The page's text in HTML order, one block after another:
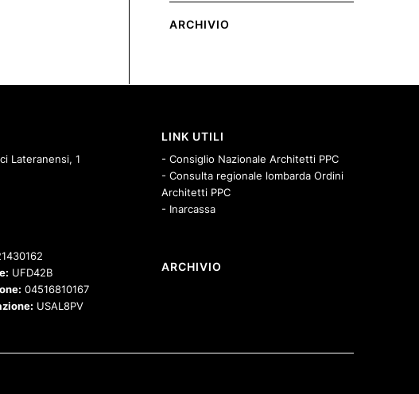
ARCHIVIO
Lateranensi, 1
UFD42B
04516810167
USAL8PV
LINK UTILI
- Consiglio Nazionale Architetti PPC
- Consulta regionale lombarda Ordini
Architetti PPC
- Inarcassa
ARCHIVIO